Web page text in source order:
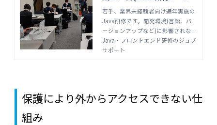
月)-株式会社ジョブサポー
ト
若手、業界未経験者向け通年実施の
Java研修です。開発環境(言語、バ
ージョンアップなど)に影響されない
技術力、チーム・組織で働くスキ
ル、責任感を身に付けます。通学、
Java・フロントエンド研修のジョブ
サポート
保護により外からアクセスできない仕
組み